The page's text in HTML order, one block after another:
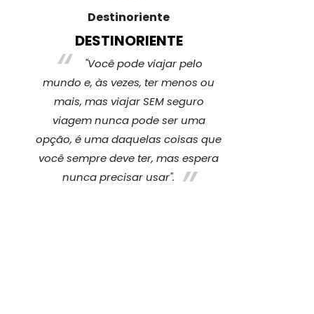
Destinoriente
DESTINORIENTE
"Você pode viajar pelo
mundo e, às vezes, ter menos ou
mais, mas viajar SEM seguro
viagem nunca pode ser uma
opção, é uma daquelas coisas que
você sempre deve ter, mas espera
nunca precisar usar".